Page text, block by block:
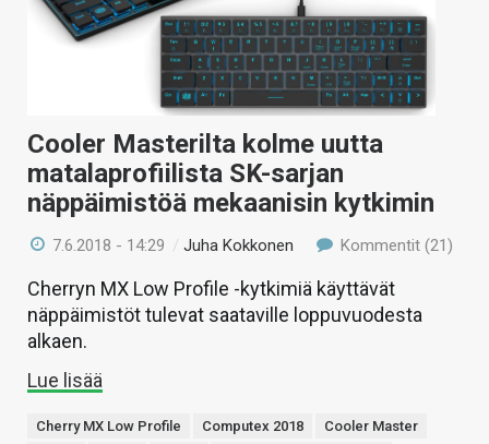
KAUPPA
HAKU
Cooler Masterilta kolme uutta
matalaprofiilista SK-sarjan
näppäimistöä mekaanisin kytkimin
7.6.2018 - 14:29 /Juha Kokkonen Kommentit (21)
Cherryn MX Low Profile -kytkimiä käyttävät
näppäimistöt tulevat saataville loppuvuodesta
alkaen.
Lue lisää
Cherry MX Low Profile Computex 2018
Cooler Master